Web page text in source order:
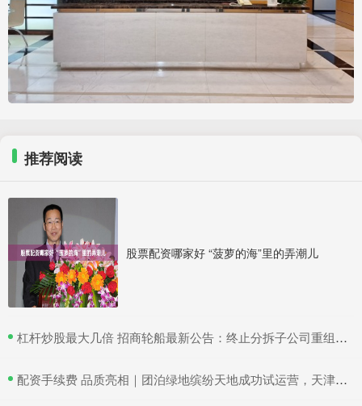
推荐阅读
股票配资哪家好 “菠萝的海”里的弄潮儿
​杠杆炒股最大几倍 招商轮船最新公告：终止分拆子公司重组上市
​配资手续费 品质亮相｜团泊绿地缤纷天地成功试运营，天津静海再添商业新地标！